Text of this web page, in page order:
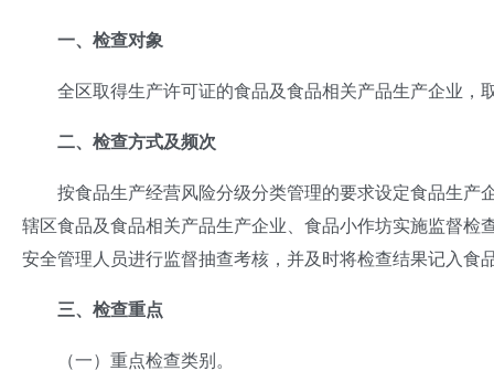
一、检查对象
全区取得生产许可证的食品及食品相关产品生产企业，
二、检查方式及频次
按食品生产经营风险分级分类管理的要求设定食品生产
辖区食品及食品相关产品生产企业、食品小作坊实施监督
安全管理人员进行监督抽查考核，并及时将检查结果记入食
三、检查重点
（一）重点检查类别。